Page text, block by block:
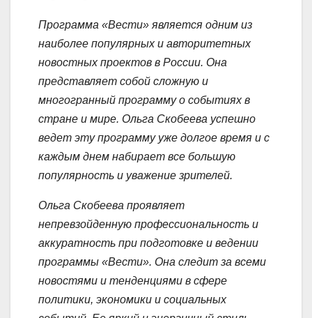
Программа «Вести» является одним из
наиболее популярных и авторитетных
новостных проектов в России. Она
представляет собой сложную и
многогранный программу о событиях в
стране и мире. Ольга Скобеева успешно
ведет эту программу уже долгое время и с
каждым днем набирает все большую
популярность и уважение зрителей.
Ольга Скобеева проявляет
непревзойденную профессиональность и
аккуратность при подготовке и ведении
программы «Вести». Она следит за всеми
новостями и тенденциями в сфере
политики, экономики и социальных